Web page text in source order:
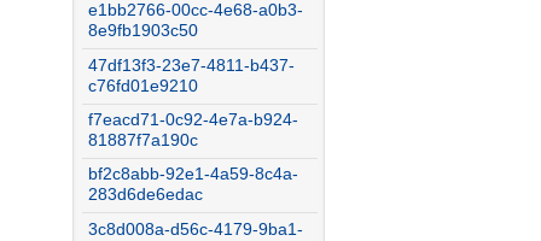
e1bb2766-00cc-4e68-a0b3-
8e9fb1903c50
47df13f3-23e7-4811-b437-
c76fd01e9210
f7eacd71-0c92-4e7a-b924-
81887f7a190c
bf2c8abb-92e1-4a59-8c4a-
283d6de6edac
3c8d008a-d56c-4179-9ba1-